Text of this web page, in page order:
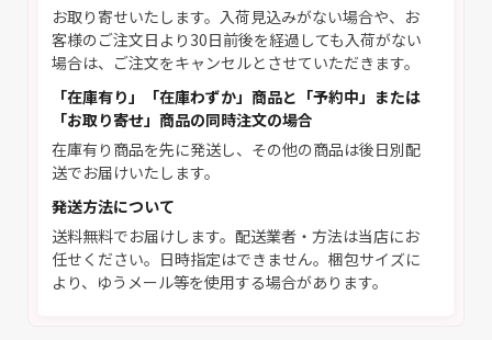
お取り寄せいたします。入荷見込みがない場合や、お
客様のご注文日より30日前後を経過しても入荷がない
場合は、ご注文をキャンセルとさせていただきます。
「在庫有り」「在庫わずか」商品と「予約中」または
「お取り寄せ」商品の同時注文の場合
在庫有り商品を先に発送し、その他の商品は後日別配
送でお届けいたします。
発送方法について
送料無料でお届けします。配送業者・方法は当店にお
任せください。日時指定はできません。梱包サイズに
より、ゆうメール等を使用する場合があります。